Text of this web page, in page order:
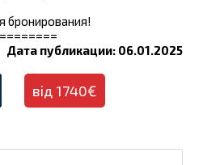
бронирования!
Дата публикации: 06.01.2025
від 1740€